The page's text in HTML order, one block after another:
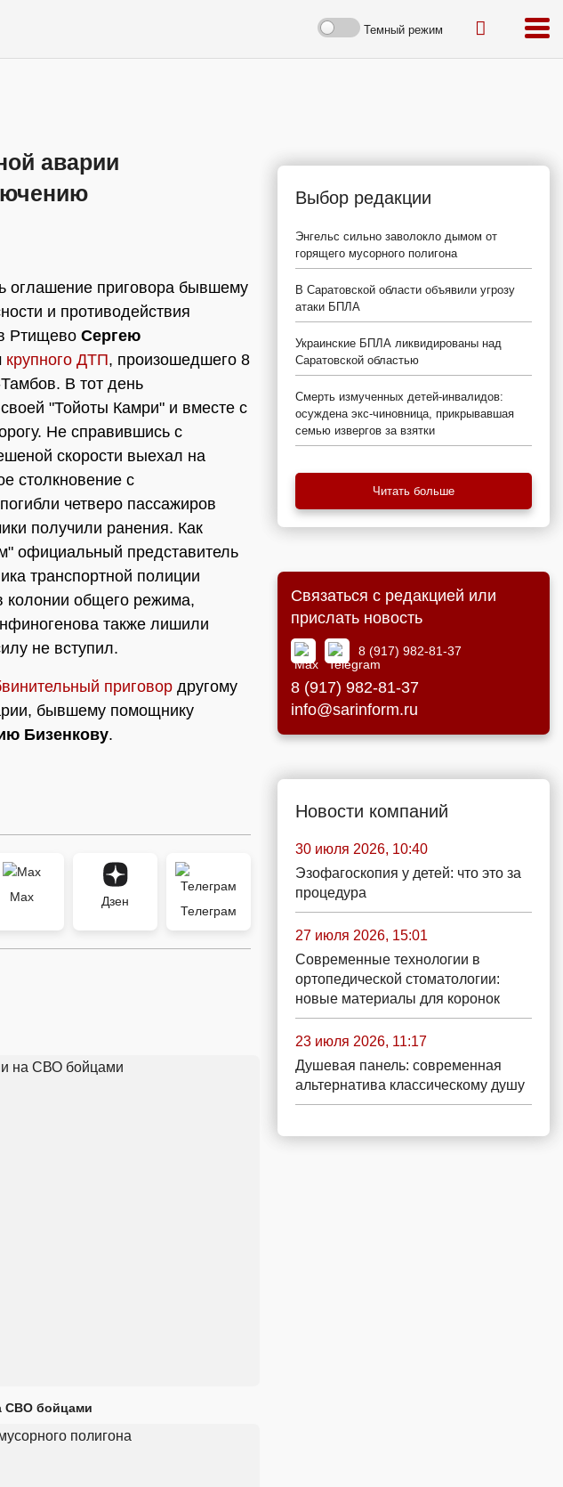
Темный режим
аварии
оглашение приговора бывшему
и противодействия
Ртищево Сергею
крупного ДТП, произошедшего 8
В тот день
"Тойоты Камри" и вместе с
Не справившись с
скорости выехал на
столкновение с
четверо пассажиров
получили ранения. Как
официальный представитель
транспортной полиции
колонии общего режима,
также лишили
не вступил.
приговор другому
бывшему помощнику
Бизенкову.
Max Дзен
Телеграм
СВО бойцами
Выбор редакции
Энгельс сильно заволокло дымом от
горящего мусорного полигона
В Саратовской области объявили угрозу
атаки БПЛА
Украинские БПЛА ликвидированы над
Саратовской областью
Смерть измученных детей-инвалидов:
осуждена экс-чиновница, прикрывавшая
семью извергов за взятки
Читать больше
Связаться с редакцией или
прислать новость
8 (917) 982-81-37
8 (917) 982-81-37
info@sarinform.ru
Новости компаний
30 июля 2026, 10:40
Эзофагоскопия у детей: что это за
процедура
27 июля 2026, 15:01
Современные технологии в
ортопедической стоматологии:
новые материалы для коронок
23 июля 2026, 11:17
Душевая панель: современная
альтернатива классическому душу